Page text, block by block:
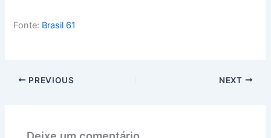
Fonte: Brasil 61
PREVIOUS NEXT